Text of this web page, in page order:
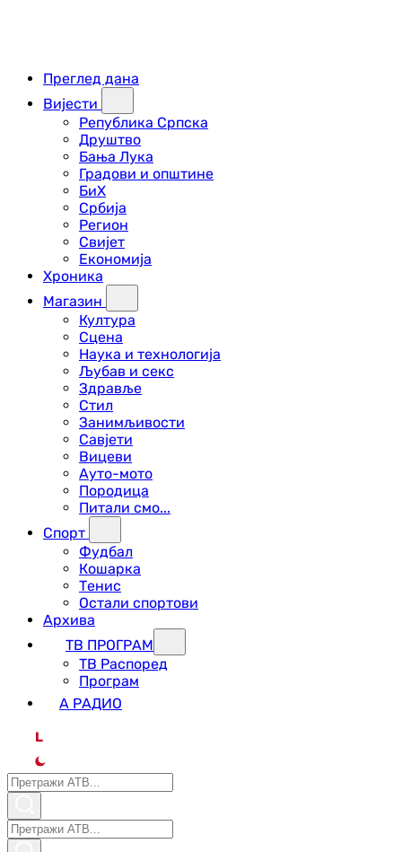
Преглед дана
Вијести
Република Српска
Друштво
Бања Лука
Градови и општине
БиХ
Србија
Регион
Свијет
Економија
Хроника
Магазин
Култура
Сцена
Наука и технологија
Љубав и секс
Здравље
Стил
Занимљивости
Савјети
Вицеви
Ауто-мото
Породица
Питали смо...
Спорт
Фудбал
Кошарка
Тенис
Остали спортови
Архива
ТВ ПРОГРАМ
ТВ Распоред
Програм
А РАДИО
L